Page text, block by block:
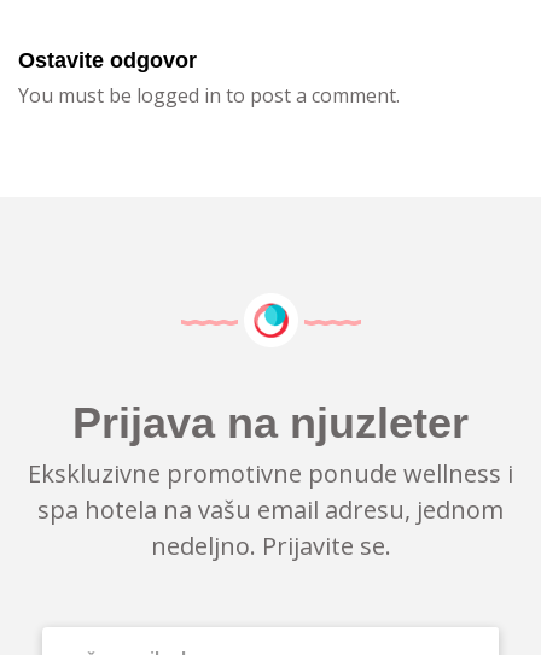
Ostavite odgovor
You must be logged in to post a comment.
Prijava na njuzleter
Ekskluzivne promotivne ponude wellness i
spa hotela na vašu email adresu, jednom
nedeljno. Prijavite se.